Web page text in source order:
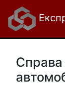
Справа